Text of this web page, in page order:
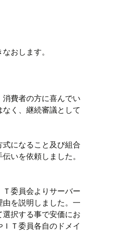
おします。
費者の方に喜んでい
く、継続審議として
になること及び組合
いを依頼しました。
Ｔ委員会よりサーバー
を説明しました。一
択する事で安価にお
Ｔ委員各自のドメイ